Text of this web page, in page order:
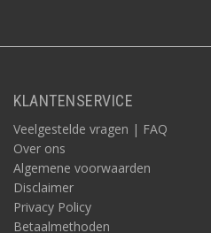
KLANTENSERVICE
Veelgestelde vragen | FAQ
Over ons
Algemene voorwaarden
Disclaimer
Privacy Policy
Betaalmethoden